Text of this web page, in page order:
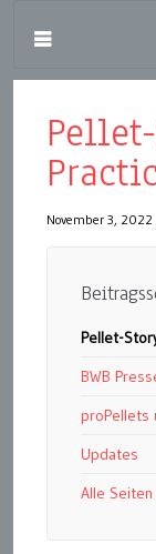
November 3, 2022
Pellet-
BWB
proPellets
Updates
Alle Seiten